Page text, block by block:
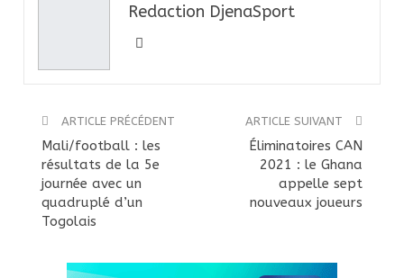
Redaction DjenaSport
ARTICLE PRÉCÉDENT
Mali/football : les
résultats de la 5e
journée avec un
quadruplé d’un
Togolais
ARTICLE SUIVANT
Éliminatoires CAN
2021 : le Ghana
appelle sept
nouveaux joueurs